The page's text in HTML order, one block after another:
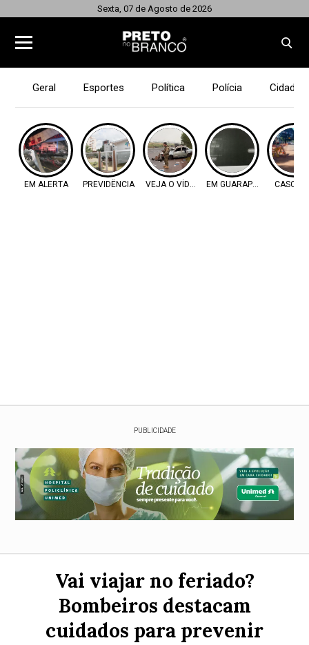
Sexta, 07 de Agosto de 2026
Geral Esportes Política Polícia Cidades
EM ALERTA PREVIDÊNCIA VEJA O VÍDEO EM GUARAPUAVA
PUBLICIDADE
Vai viajar no feriado?
Bombeiros destacam
cuidados para prevenir